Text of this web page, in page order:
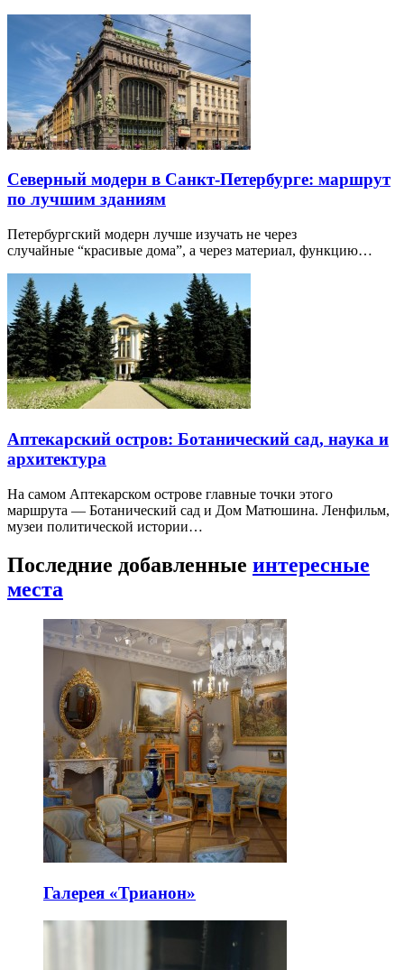
Северный модерн в Санкт-Петербурге: маршрут
по лучшим зданиям
Петербургский модерн лучше изучать не через
случайные “красивые дома”, а через материал, функцию…
Аптекарский остров: Ботанический сад, наука и
архитектура
На самом Аптекарском острове главные точки этого
маршрута — Ботанический сад и Дом Матюшина. Ленфильм,
музеи политической истории…
Последние добавленные интересные
места
Галерея «Трианон»